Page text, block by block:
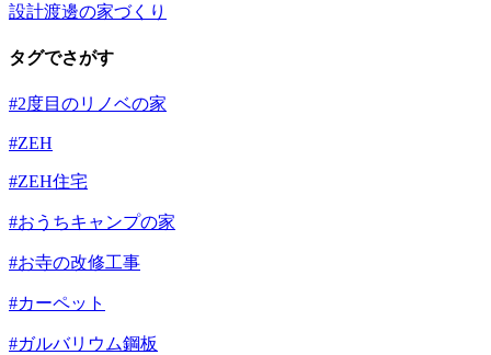
設計渡邊の家づくり
タグでさがす
#2度目のリノベの家
#ZEH
#ZEH住宅
#おうちキャンプの家
#お寺の改修工事
#カーペット
#ガルバリウム鋼板